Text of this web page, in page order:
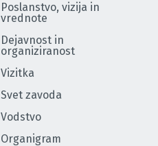
Poslanstvo, vizija in
vrednote
Dejavnost in
organiziranost
Vizitka
Svet zavoda
Vodstvo
Organigram